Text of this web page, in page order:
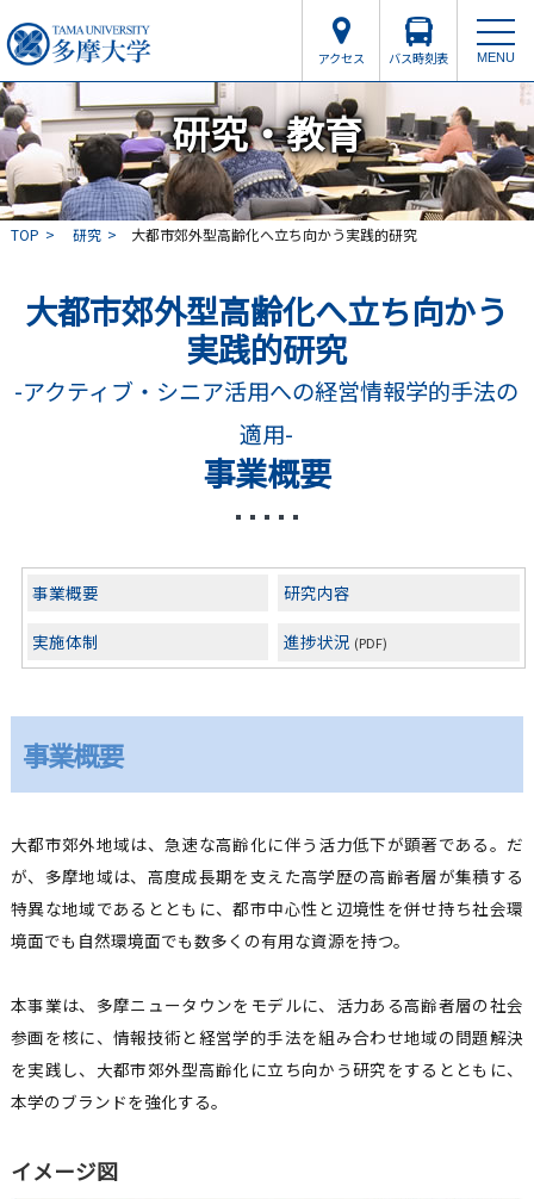
アクセス バス時刻表 MENU
研究・教育
TOP 研究 大都市郊外型高齢化へ立ち向かう実践的研究
大都市郊外型高齢化へ立ち向かう
実践的研究
-アクティブ・シニア活用への経営情報学的手法の
適用-
事業概要
事業概要 研究内容
実施体制 進捗状況 (PDF)
事業概要
大都市郊外地域は、急速な高齢化に伴う活力低下が顕著である。だ
が、多摩地域は、高度成長期を支えた高学歴の高齢者層が集積する
特異な地域であるとともに、都市中心性と辺境性を併せ持ち社会環
境面でも自然環境面でも数多くの有用な資源を持つ。
本事業は、多摩ニュータウンをモデルに、活力ある高齢者層の社会
参画を核に、情報技術と経営学的手法を組み合わせ地域の問題解決
を実践し、大都市郊外型高齢化に立ち向かう研究をするとともに、
本学のブランドを強化する。
イメージ図